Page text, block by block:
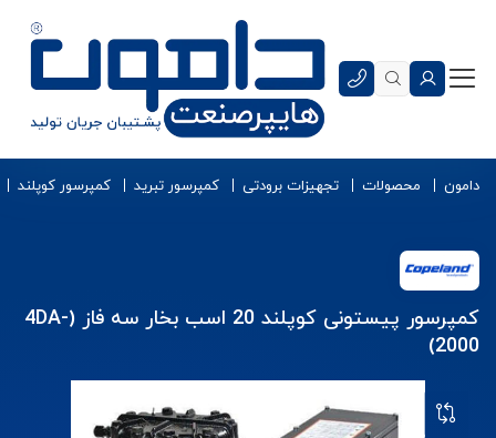
دامون محصولات تجهیزات برودتی کمپرسور تبرید کمپرسور کوپلند
کمپرسور پیستونی کوپلند 20 اسب بخار سه فاز (4DA-
2000)